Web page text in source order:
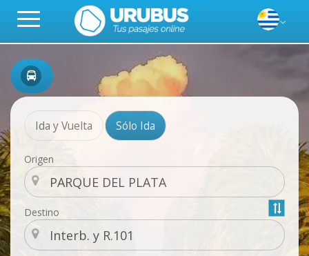
Ida y Vuelta Sólo Ida
Origen
Destino